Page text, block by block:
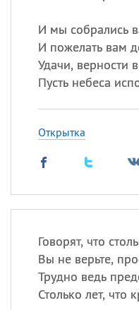
И мы собрались
И пожелать вам
Удачи, верности
Пусть небеса
Открытка
Говорят, что
Вы не верьте,
Трудно ведь
Столько лет, что